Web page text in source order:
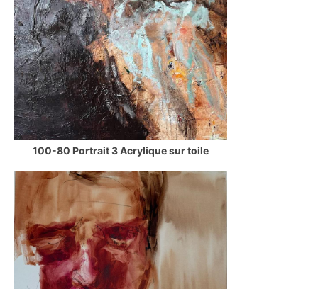
100-80 Portrait 3 Acrylique sur toile